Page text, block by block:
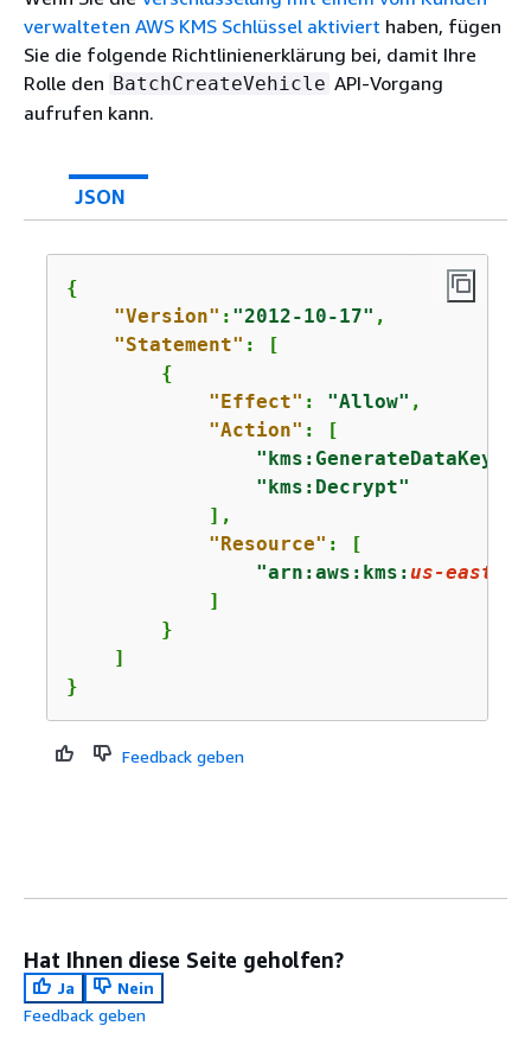
verwalteten AWS KMS Schlüssel aktiviert haben, fügen
Sie die folgende Richtlinienerklärung bei, damit Ihre
Rolle den BatchCreateVehicle API-Vorgang
aufrufen kann.
JSON
{
"Version" : "2012-10-17" ,
"Statement" : [
{
"Effect" : "Allow" ,
"Action" : [
"kms:GenerateDataKey*"
"kms:Decrypt"
            ],
"Resource" : [
"arn:aws:kms:us-east-1
            ]
        }
    ]
}
Feedback geben
Hat Ihnen diese Seite geholfen?
Ja
Nein
Feedback geben